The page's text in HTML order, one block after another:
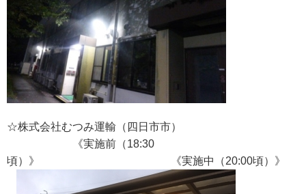
☆株式会社むつみ運輸（四日市市）
《実施前（18:30
頃）》 《実施中（20:00頃）》